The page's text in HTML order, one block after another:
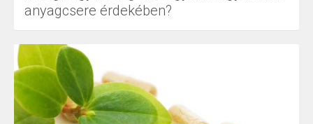
anyagcsere érdekében?